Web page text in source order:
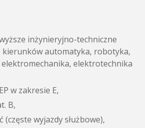
inżynieryjno-techniczne
kierunków automatyka, robotyka,
elektrotechnika
w zakresie E,
B,
(częste wyjazdy służbowe),